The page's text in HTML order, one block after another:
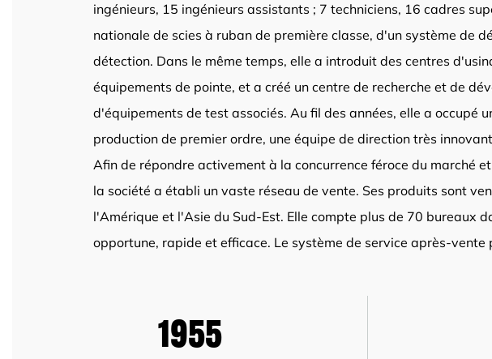
ingénieurs, 15 ingénieurs assistants ; 7 techniciens, 16 cadres
nationale de scies à ruban de première classe, d'un système de
détection. Dans le même temps, elle a introduit des centres
équipements de pointe, et a créé un centre de recherche et de
d'équipements de test associés. Au fil des années, elle a
production de premier ordre, une équipe de direction très
Afin de répondre activement à la concurrence féroce du marché
la société a établi un vaste réseau de vente. Ses produits sont
l'Amérique et l'Asie du Sud-Est. Elle compte plus de 70 bureaux
opportune, rapide et efficace. Le système de service après-
1995